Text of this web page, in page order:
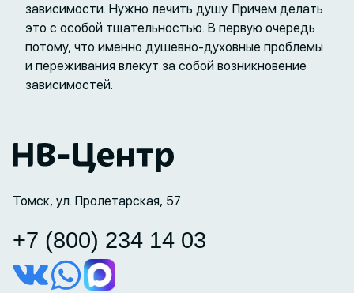
зависимости. Нужно лечить душу. Причем делать
это с особой тщательностью. В первую очередь
потому, что именно душевно-духовные проблемы
и переживания влекут за собой возникновение
зависимостей.
Томск, ул. Пролетарская, 57
+7 (800) 234 14 03